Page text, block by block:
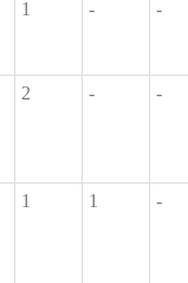
1 - -
2 - -
1 1 -